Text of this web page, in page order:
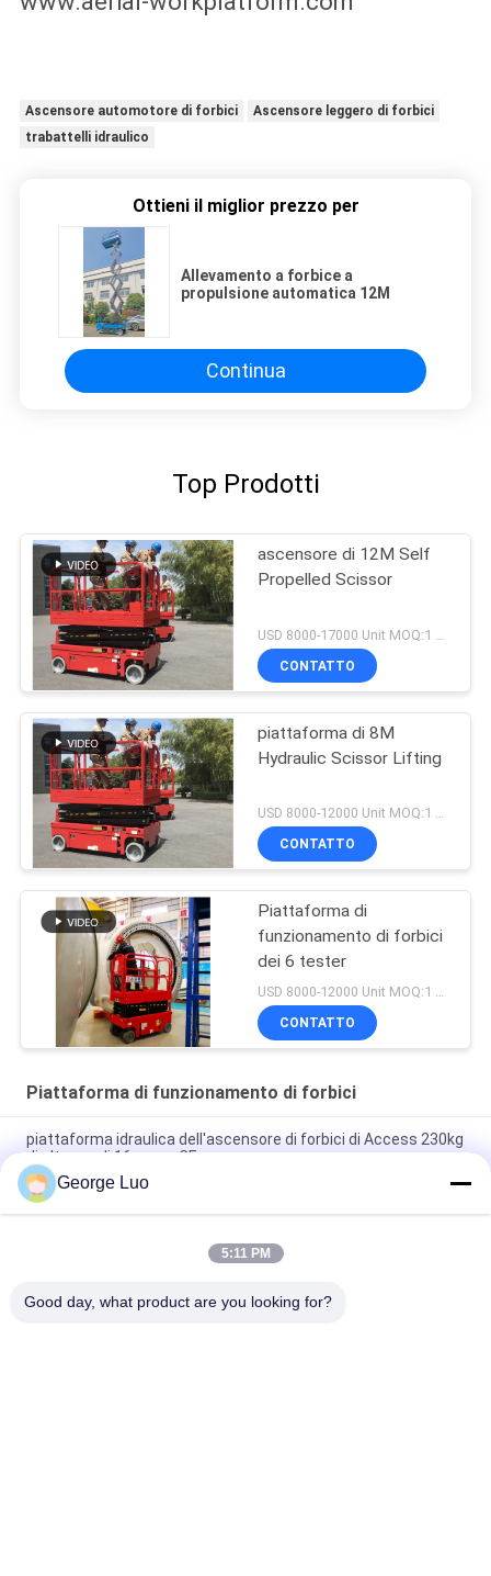
Ascensore automotore di forbici
Ascensore leggero di forbici
trabattelli idraulico
Ottieni il miglior prezzo per
Allevamento a forbice a
propulsione automatica 12M
Continua
Top Prodotti
ascensore di 12M Self
Propelled Scissor
CONTATTO
piattaforma di 8M
Hydraulic Scissor Lifting
USD 8000-12000 Unit MOQ:1 unità
CONTATTO
Piattaforma di
funzionamento di forbici
dei 6 tester
USD 8000-12000 Unit MOQ:1 unità
CONTATTO
Piattaforma di funzionamento di forbici
piattaforma idraulica dell'ascensore di forbici di Access 230kg
di altezza di 16m con CE
Piattaforma di funzionamento allungabile di forbici 380kg di
8m
Piattaforma di lavoro aereo mobile automotrice del compatto
George Luo
5:11 PM
Good day, what product are you looking for?